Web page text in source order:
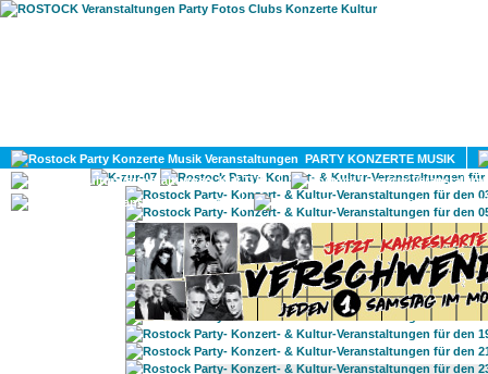
PARTY KONZERTE MUSIK
KULTUR
GAY